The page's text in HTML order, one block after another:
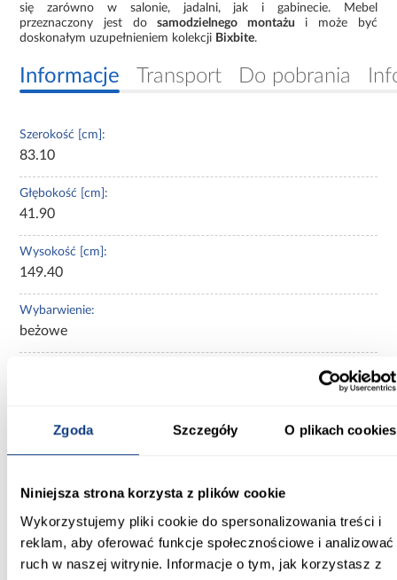
Zgoda Szczegóły O plikach cookies
Niniejsza strona korzysta z plików cookie
Wykorzystujemy pliki cookie do spersonalizowania treści i
reklam, aby oferować funkcje społecznościowe i analizować
ruch w naszej witrynie. Informacje o tym, jak korzystasz z
się zarówno w salonie, jadalni, jak i gabinecie. Mebel
przeznaczony jest dosamodzielnego montażu i może być
doskonałym uzupełnieniem kolekcji Bixbite.
Informacje Transport Do pobrania
Szerokość [cm]:
83.10
Głębokość [cm]:
41.90
Wysokość [cm]:
149.40
Wybarwienie:
beżowe
Kolor frontów:
Ilość półek:
Ilość szuflad:
bez szuflad